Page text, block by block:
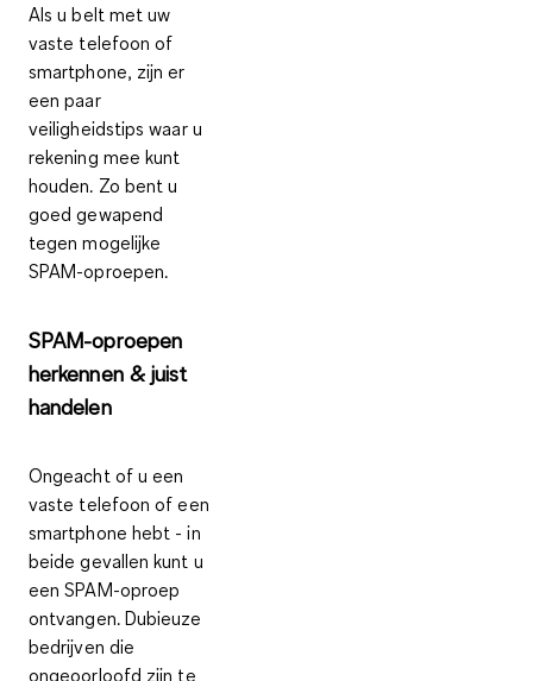
Als u belt met uw
vaste telefoon of
smartphone, zijn er
een paar
veiligheidstips waar u
rekening mee kunt
houden. Zo bent u
goed gewapend
tegen mogelijke
SPAM-oproepen.
SPAM-oproepen
herkennen & juist
handelen
Ongeacht of u een
vaste telefoon of een
smartphone hebt - in
beide gevallen kunt u
een SPAM-oproep
ontvangen. Dubieuze
bedrijven die
ongeoorloofd zijn te